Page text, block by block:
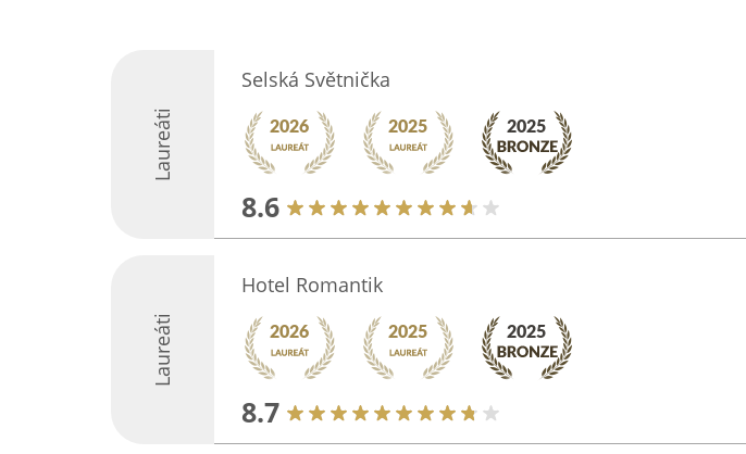
Laureáti
Selská Světnička
8.6
Laureáti
Hotel Romantik
8.7